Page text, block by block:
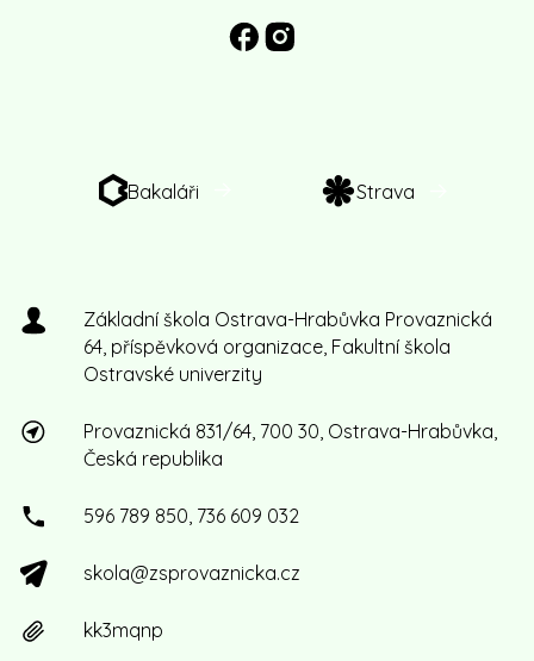
Bakaláři Strava
Základní škola Ostrava-Hrabůvka Provaznická
64, příspěvková organizace, Fakultní škola
Ostravské univerzity
Provaznická 831/64, 700 30, Ostrava-Hrabůvka,
Česká republika
596 789 850, 736 609 032
skola@zsprovaznicka.cz
kk3mqnp